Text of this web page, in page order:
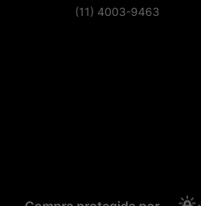
(11) 4003-9463